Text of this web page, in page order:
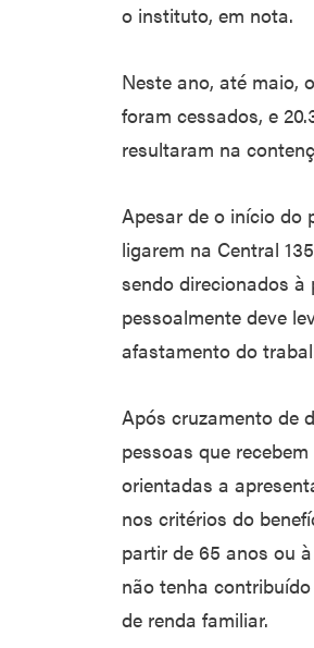
o instituto, em nota.
Neste ano, até maio,
foram cessados, e
resultaram na
Apesar de o início do
ligarem na Central
sendo direcionados à
pessoalmente deve
afastamento do
Após cruzamento de
pessoas que
orientadas a
nos critérios do
partir de 65 anos ou
não tenha
de renda familiar.